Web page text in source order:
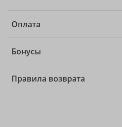
Оплата
Бонусы
Правила возврата